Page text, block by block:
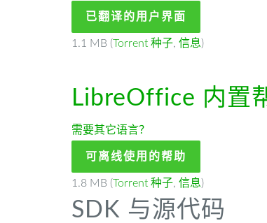
已翻译的用户界面
1.1 MB (Torrent 种子, 信息)
LibreOffice 内置
需要其它语言？
可离线使用的帮助
1.8 MB (Torrent 种子, 信息)
SDK 与源代码